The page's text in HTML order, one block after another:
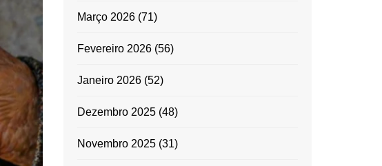
Março 2026 (71)
Fevereiro 2026 (56)
Janeiro 2026 (52)
Dezembro 2025 (48)
Novembro 2025 (31)